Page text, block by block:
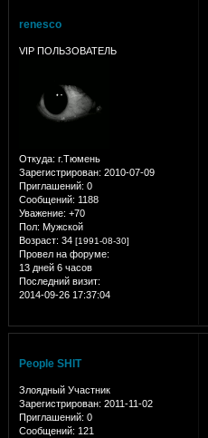
renesco
VIP ПОЛЬЗОВАТЕЛЬ
Откуда: г.Тюмень
Зарегистрирован: 2010-07-09
Приглашений: 0
Сообщений: 1188
Уважение: +70
Пол: Мужской
Возраст: 34 [1991-08-30]
Провел на форуме:
13 дней 6 часов
Последний визит:
2014-09-26 17:37:04
People SHIT
Злоядный Участник
Зарегистрирован: 2011-11-02
Приглашений: 0
Сообщений: 121